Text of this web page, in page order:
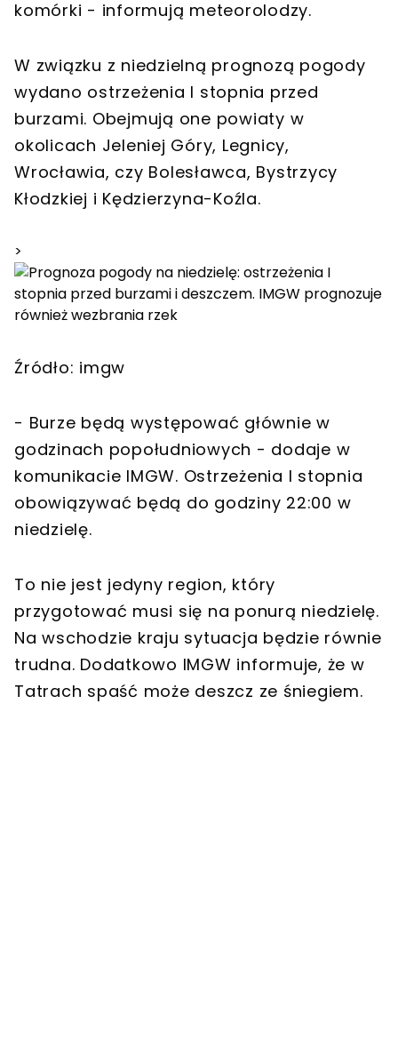
komórki - informują meteorolodzy.
W związku z niedzielną prognozą pogody
wydano ostrzeżenia I stopnia przed
burzami. Obejmują one powiaty w
okolicach Jeleniej Góry, Legnicy,
Wrocławia, czy Bolesławca, Bystrzycy
Kłodzkiej i Kędzierzyna-Koźla.
>
Źródło: imgw
- Burze będą występować głównie w
godzinach popołudniowych - dodaje w
komunikacie IMGW. Ostrzeżenia I stopnia
obowiązywać będą do godziny 22:00 w
niedzielę.
To nie jest jedyny region, który
przygotować musi się na ponurą niedzielę.
Na wschodzie kraju sytuacja będzie równie
trudna. Dodatkowo IMGW informuje, że w
Tatrach spaść może deszcz ze śniegiem.